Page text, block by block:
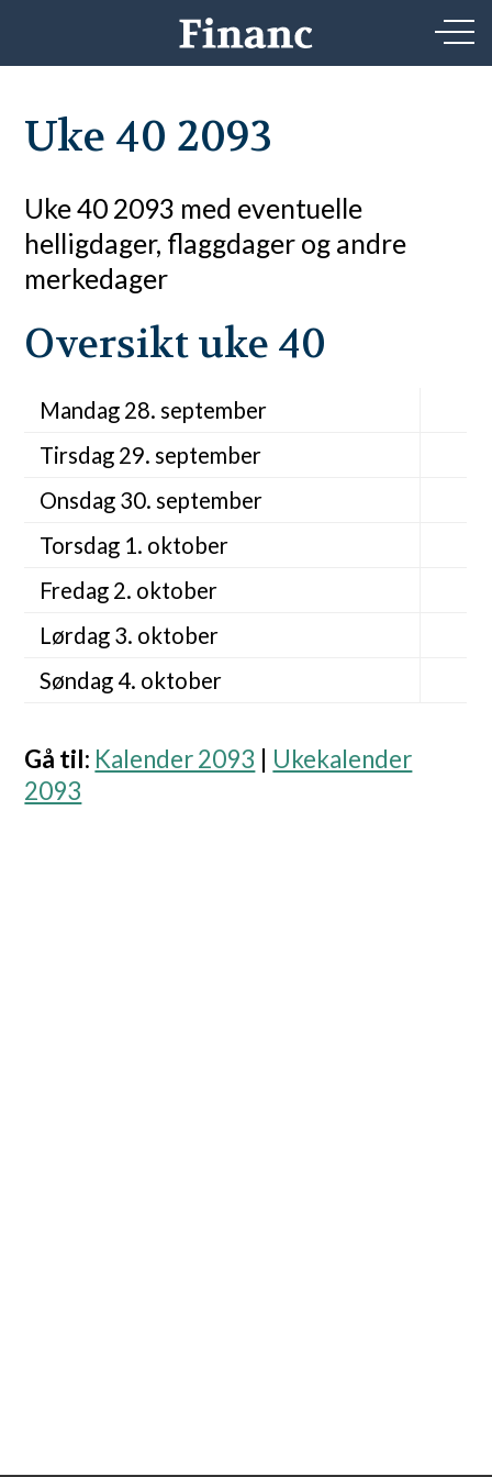
Uke 40 2093
Uke 40 2093 med eventuelle
helligdager, flaggdager og andre
merkedager
Oversikt uke 40
Mandag 28. september
Tirsdag 29. september
Onsdag 30. september
Torsdag 1. oktober
Fredag 2. oktober
Lørdag 3. oktober
Søndag 4. oktober
Gå til: Kalender 2093
Ukekalender
2093